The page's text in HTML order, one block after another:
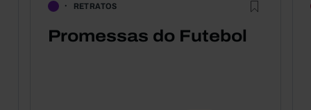
RETRATOS
Promessas do Futebol